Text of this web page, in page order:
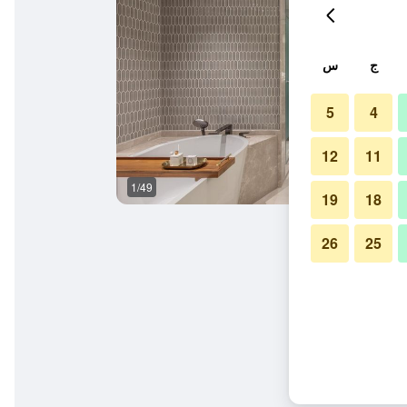
1/49
ج س
4
5
11
12
18
19
25
26